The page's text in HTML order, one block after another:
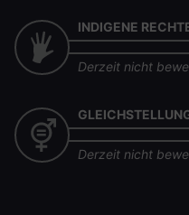
INDIGENE
Derzeit nicht
Derzeit nicht